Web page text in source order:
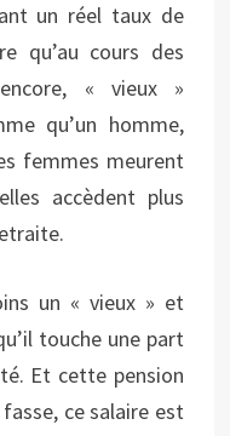
un réel taux de
qu’au cours des
« vieux »
qu’un homme,
femmes meurent
accèdent plus
un « vieux » et
touche une part
Et cette pension
ce salaire est